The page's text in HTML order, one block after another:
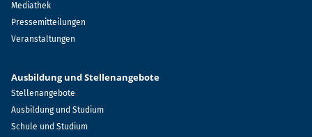
Mediathek
Pressemitteilungen
Veranstaltungen
Ausbildung und Stellenangebote
Stellenangebote
Ausbildung und Studium
Schule und Studium